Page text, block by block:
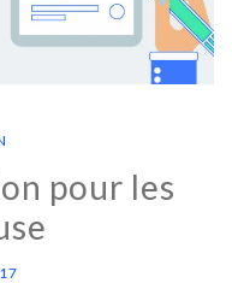
pour les